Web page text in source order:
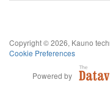
Copyright © 2026, Kauno
Cookie Preferences
Powered by